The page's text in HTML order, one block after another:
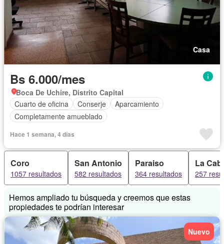
Casa
Bs 6.000/mes
Boca De Uchire, Distrito Capital
Cuarto de oficina
Conserje
Aparcamiento
Completamente amueblado
Hace 1 semana, 4 días
Coro
1057 resultados
San Antonio
582 resultados
Paraiso
364 resultados
La
257
Hemos ampliado tu búsqueda y creemos que estas
propiedades te podrían interesar
Nuevo